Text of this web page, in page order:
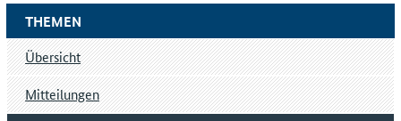
THEMEN
Übersicht
Mitteilungen